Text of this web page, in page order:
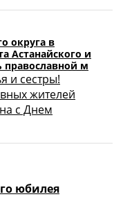
округа в
Астанайского и
православной м
и сестры!
жителей
с Днем
юбилея